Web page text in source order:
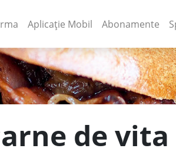
(current)
Aplicație Mobil (current)
Abonamente
de